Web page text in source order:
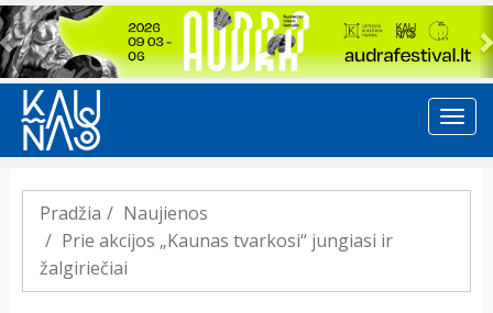
Previous
Pradžia
Naujienos
Prie akcijos „Kaunas tvarkosi“ jungiasi ir
žalgiriečiai